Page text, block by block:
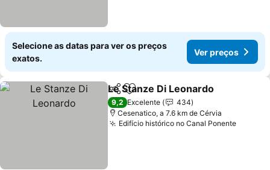
Selecione as datas para ver os preços
exatos.
Ver preços
PartilharAdicionar aos favoritos
Le Stanze Di Leonardo
9,2 Excelente
434
Cesenatico, a 7.6 km de Cérvia
Edifício histórico no Canal PonenteVer